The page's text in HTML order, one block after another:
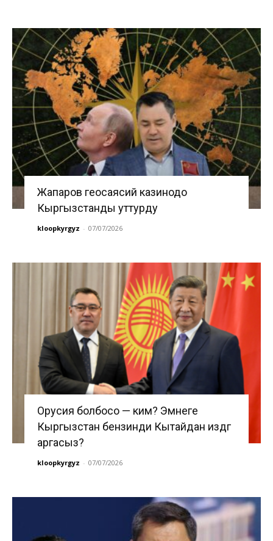
Жапаров геосаясий казинодо
Кыргызстанды уттурду
kloopkyrgyz - 07/07/2026
Орусия болбосо — ким? Эмнеге
Кыргызстан бензинди Кытайдан издөөгө
аргасыз?
kloopkyrgyz - 07/07/2026